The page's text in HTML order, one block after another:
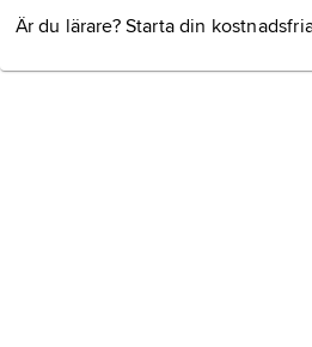
Är du lärare? Starta din